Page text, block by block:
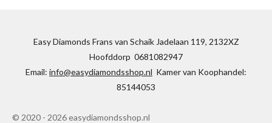
Easy Diamonds Frans van Schaik Jadelaan 119, 2132XZ
Hoofddorp 0681082947
Email: info@easydiamondsshop.nl Kamer van Koophandel:
85144053
© 2020 - 2026 easydiamondsshop.nl